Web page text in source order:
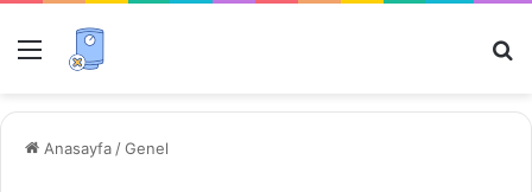
Menü
Anasayfa /Genel